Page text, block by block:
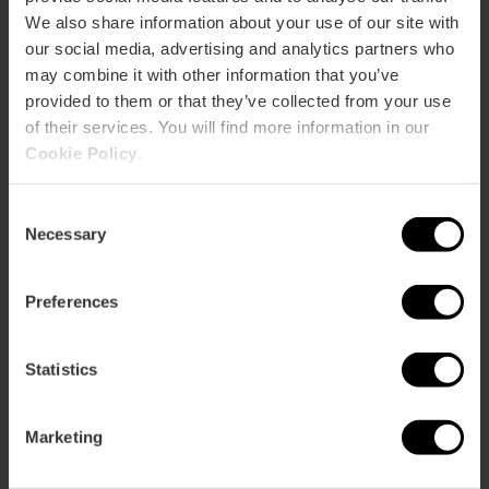
We also share information about your use of our site with
our social media, advertising and analytics partners who
may combine it with other information that you’ve
provided to them or that they’ve collected from your use
of their services. You will find more information in our
Cookie Policy
Selection
Necessary
Preferences
Statistics
Marketing
Valencia Tourist Card 7 jours sans